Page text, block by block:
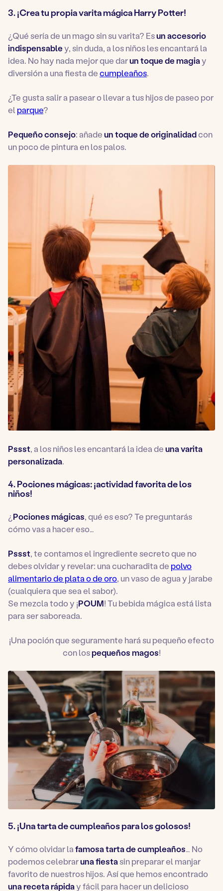
3. ¡Crea tu propia varita mágica Harry Potter!
¿Qué sería de un mago sin su varita? Esunaccesorio
indispensabley, sin duda, a los niños les encantará la
idea. No hay nada mejor que darun toque de magiay
diversión a una fiesta decumpleaños.
¿Te gusta salir a pasear o llevar a tus hijos de paseo por
el parque?
Pequeño consejo:añadeun toque de originalidadcon
un poco de pintura en los palos.
Pssst, a los niños les encantará la idea deuna varita
personalizada.
4. Pociones mágicas: ¡actividad favorita de los
niños!
¿ Pociones mágicas, qué es eso? Te preguntarás
cómo vas a hacer eso…
Pssst, te contamos el ingrediente secreto que no
debes olvidar y revelar: una cucharadita de polvo
alimentario de plata o de oro, un vaso de agua y jarabe
(cualquiera que sea el sabor).
Se mezcla todo y ¡POUM! Tu bebida mágica está lista
para ser saboreada.
¡Una poción que seguramente hará su pequeño efecto
con lospequeños magos!
5. ¡Una tarta de cumpleaños para los golosos!
Y cómo olvidar lafamosa tarta de cumpleaños… No
podemos celebraruna fiestasin preparar el manjar
favorito de nuestros hijos. Así que hemos encontrado
una receta rápiday fácil para hacer un delicioso